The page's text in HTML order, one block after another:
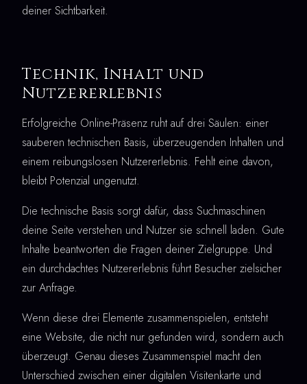
deiner Sichtbarkeit.
Technik, Inhalt und
Nutzererlebnis
Erfolgreiche Online-Präsenz ruht auf drei Säulen: einer
sauberen technischen Basis, überzeugenden Inhalten und
einem reibungslosen Nutzererlebnis. Fehlt eine davon,
bleibt Potenzial ungenutzt.
Die technische Basis sorgt dafür, dass Suchmaschinen
deine Seite verstehen und Nutzer sie schnell laden. Gute
Inhalte beantworten die Fragen deiner Zielgruppe. Und
ein durchdachtes Nutzererlebnis führt Besucher zielsicher
zur Anfrage.
Wenn diese drei Elemente zusammenspielen, entsteht
eine Website, die nicht nur gefunden wird, sondern auch
überzeugt. Genau dieses Zusammenspiel macht den
Unterschied zwischen einer digitalen Visitenkarte und